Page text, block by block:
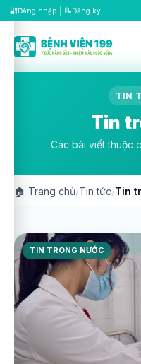
🔐Đăng nhập 📝Đăng ký
TIN
Tin
Các bài viết thuộc
🏠 Trang chủ/Tin tức/Tin
TIN TRONG NƯỚC